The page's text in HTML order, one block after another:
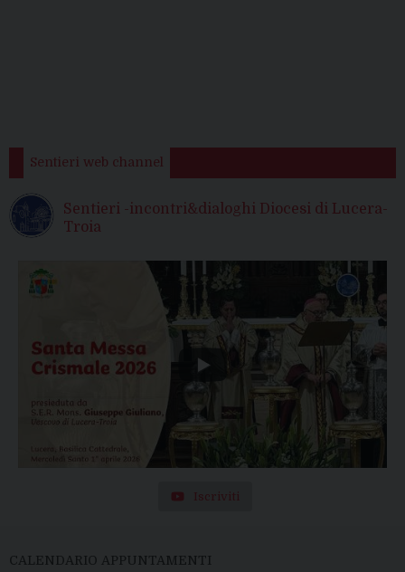
Sentieri web channel
Sentieri -incontri&dialoghi Diocesi di Lucera-
Troia
Iscriviti
CALENDARIO APPUNTAMENTI